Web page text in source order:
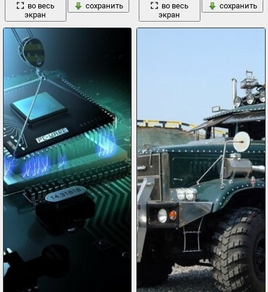
во весь
экран
сохранить
во весь
экран
сохранить